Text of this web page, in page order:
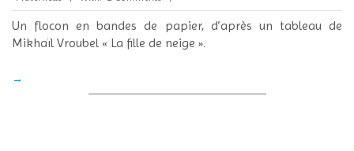
16
Un flocon en bandes de papier, d’après un tableau de
Mikhaïl Vroubel « La fille de neige ».
→